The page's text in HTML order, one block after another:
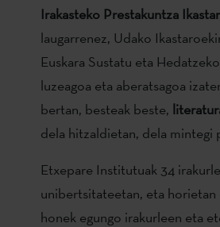
Irakasteko Prestakuntza
laugarrenez, Udako
Euskara Sustatu eta
luzeagoa eta aberatsagoa
bertan, besteak beste,
dela hitzaldietan, dela mintegi
Etxepare Institutuak 34
unibertsitateetan, eta horietan
honek egungo irakurleen eta